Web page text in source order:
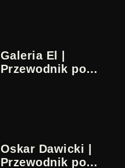
Galeria El |
Przewodnik po
Oskar Dawicki |
Przewodnik po